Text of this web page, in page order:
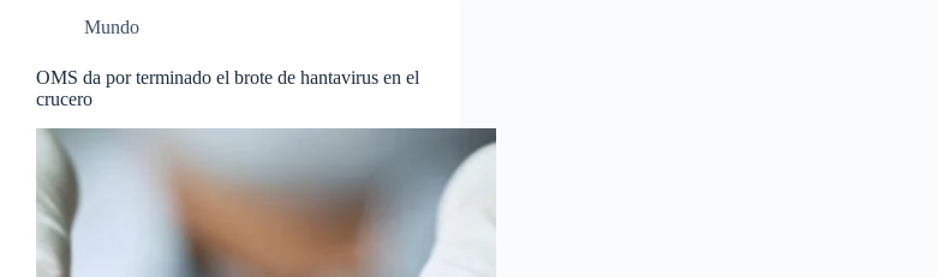
Mundo
OMS da por terminado el brote de hantavirus en el
crucero